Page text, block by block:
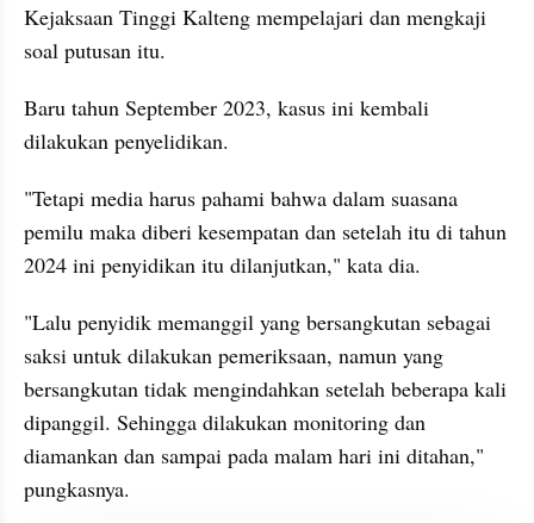
Kejaksaan Tinggi Kalteng mempelajari dan mengkaji
soal putusan itu.
Baru tahun September 2023, kasus ini kembali
dilakukan penyelidikan.
"Tetapi media harus pahami bahwa dalam suasana
pemilu maka diberi kesempatan dan setelah itu di tahun
2024 ini penyidikan itu dilanjutkan," kata dia.
"Lalu penyidik memanggil yang bersangkutan sebagai
saksi untuk dilakukan pemeriksaan, namun yang
bersangkutan tidak mengindahkan setelah beberapa kali
dipanggil. Sehingga dilakukan monitoring dan
diamankan dan sampai pada malam hari ini ditahan,"
pungkasnya.